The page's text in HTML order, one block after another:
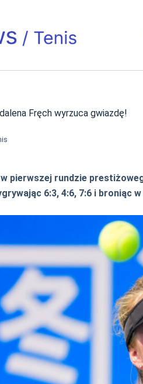
Fręch wyrzuca gwiazdę!
pierwszej rundzie
6:3, 4:6, 7:6 i broniąc